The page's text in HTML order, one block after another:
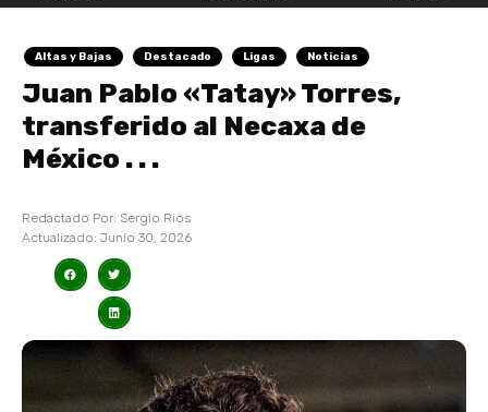
Altas y Bajas Destacado Ligas Noticias
Juan Pablo «Tatay» Torres,
transferido al Necaxa de
México . . .
Redactado Por: Sergio Rios
Actualizado: Junio 30, 2026